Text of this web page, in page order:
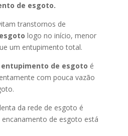
de esgoto.
transtornos de
logo no início, menor
um entupimento total.
entupimento de esgoto é
com pouca vazão
da rede de esgoto é
de esgoto está